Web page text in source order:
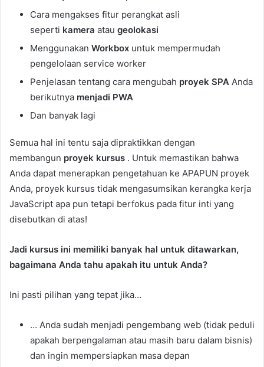
Cara mengakses fitur perangkat asli
seperti kamera atau geolokasi
Menggunakan Workbox untuk mempermudah
pengelolaan service worker
Penjelasan tentang cara mengubah proyek SPA Anda
berikutnya menjadi PWA
Dan banyak lagi
Semua hal ini tentu saja dipraktikkan dengan
membangun proyek kursus . Untuk memastikan bahwa
Anda dapat menerapkan pengetahuan ke APAPUN proyek
Anda, proyek kursus tidak mengasumsikan kerangka kerja
JavaScript apa pun tetapi berfokus pada fitur inti yang
disebutkan di atas!
Jadi kursus ini memiliki banyak hal untuk ditawarkan,
bagaimana Anda tahu apakah itu untuk Anda?
Ini pasti pilihan yang tepat jika…
… Anda sudah menjadi pengembang web (tidak peduli
apakah berpengalaman atau masih baru dalam bisnis)
dan ingin mempersiapkan masa depan